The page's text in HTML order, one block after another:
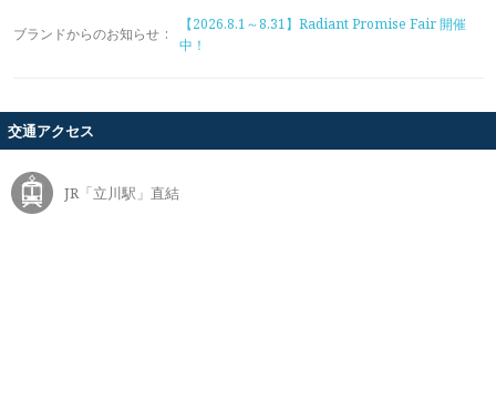
ブランドからのお知らせ :
【2026.8.1～8.31】Radiant Promise Fair 開催
中！
交通アクセス
JR「立川駅」直結